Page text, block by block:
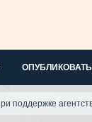
поддержке